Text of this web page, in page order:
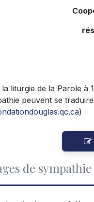
la liturgie de la Parole à
peuvent se
)
de sympathie